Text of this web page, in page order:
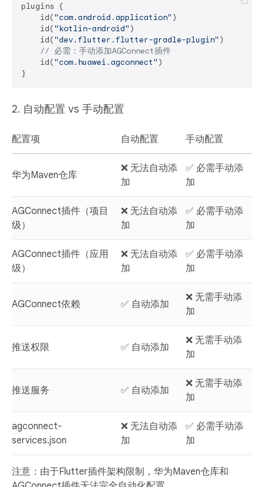
plugins {
    id(
"com.android.application" )
    id(
"kotlin-android" )
    id(
"dev.flutter.flutter-gradle-plugin" )
// 必需：手动添加AGConnect插件
    id(
"com.huawei.agconnect" )
2. 自动配置 vs 手动配置
配置项 自动配置 手动配置
华为Maven仓库
❌ 无法自动添
加
✅ 必需手动添
加
AGConnect插件（项目
级）
❌ 无法自动添
加
✅ 必需手动添
加
AGConnect插件（应用
级）
❌ 无法自动添
加
✅ 必需手动添
加
AGConnect依赖 ✅ 自动添加
❌ 无需手动添
加
推送权限 ✅ 自动添加
❌ 无需手动添
加
推送服务 ✅ 自动添加
❌ 无需手动添
加
agconnect-
services.json
❌ 无法自动添
加
✅ 必需手动添
加
注意 ：由于Flutter插件架构限制，华为Maven仓库和